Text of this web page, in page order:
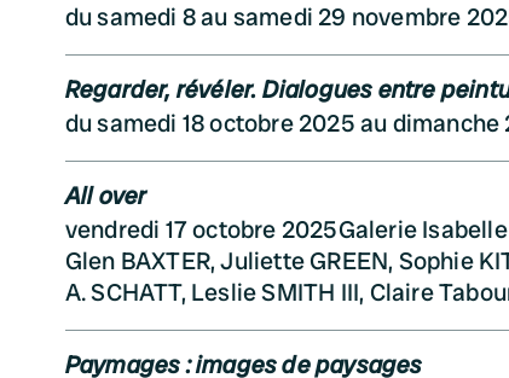
du samedi 8 au samedi 29 novembre
Regarder, révéler. Dialogues entre
du samedi 18 octobre 2025 au
All over
vendredi 17 octobre 2025Galerie
Glen BAXTER, Juliette GREEN, Sophie
A. SCHATT, Leslie SMITH III, Claire
Paymages : images de paysages